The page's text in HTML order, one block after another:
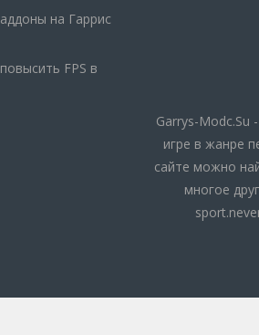
на Гаррис
FPS в
Garrys-Modc.Su
игре в жанре
сайте можно
многое